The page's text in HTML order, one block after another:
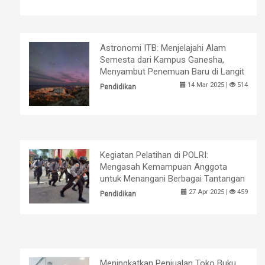
Astronomi ITB: Menjelajahi Alam
Semesta dari Kampus Ganesha,
Menyambut Penemuan Baru di Langit
Pendidikan 14 Mar 2025 | 514
Kegiatan Pelatihan di POLRI:
Mengasah Kemampuan Anggota
untuk Menangani Berbagai Tantangan
Pendidikan 27 Apr 2025 | 459